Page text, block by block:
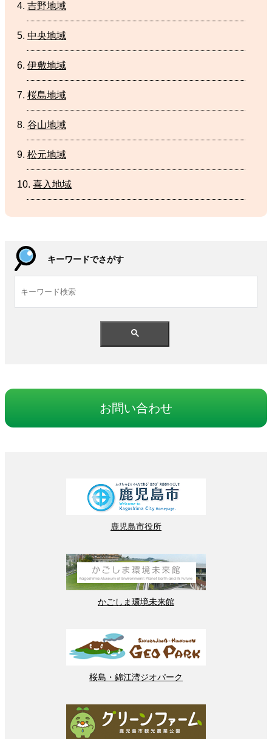
吉野地域
中央地域
伊敷地域
桜島地域
谷山地域
松元地域
喜入地域
キーワードでさがす
お問い合わせ
鹿児島市役所
かごしま 環境未来館
桜島 ・ 錦江湾ジオパーク